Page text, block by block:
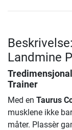
Landmine
Trainer
Med en Taurus
musklene ikke
måter. Plassèr